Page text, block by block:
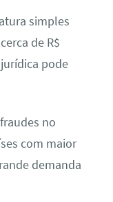
simples
de R$
pode
no
com maior
demanda